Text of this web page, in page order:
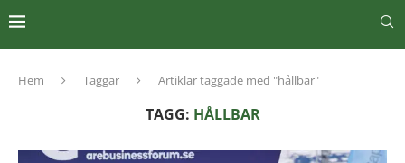
Hem Taggar Artiklar taggade med "hållbar"
TAGG: HÅLLBAR